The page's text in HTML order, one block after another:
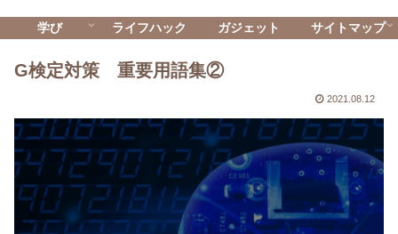
学び ライフハック ガジェット サイトマップ
G検定対策 重要用語集②
2021.08.12